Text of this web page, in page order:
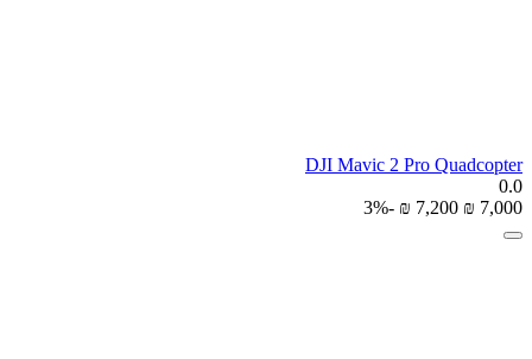
DJI Mavic 2 Pro Quadcopter
0.0
₪ 7,000
₪ 7,200
-3%